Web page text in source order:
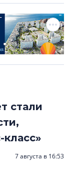
стали
7 августа в 16:53